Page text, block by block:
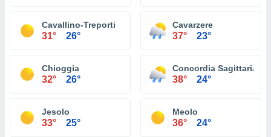
Cavallino-Treporti
31° 26°
Cavarzere
37° 23°
Chioggia
32° 26°
Concordia Sagittaria
38° 24°
Jesolo
33° 25°
Meolo
36° 24°